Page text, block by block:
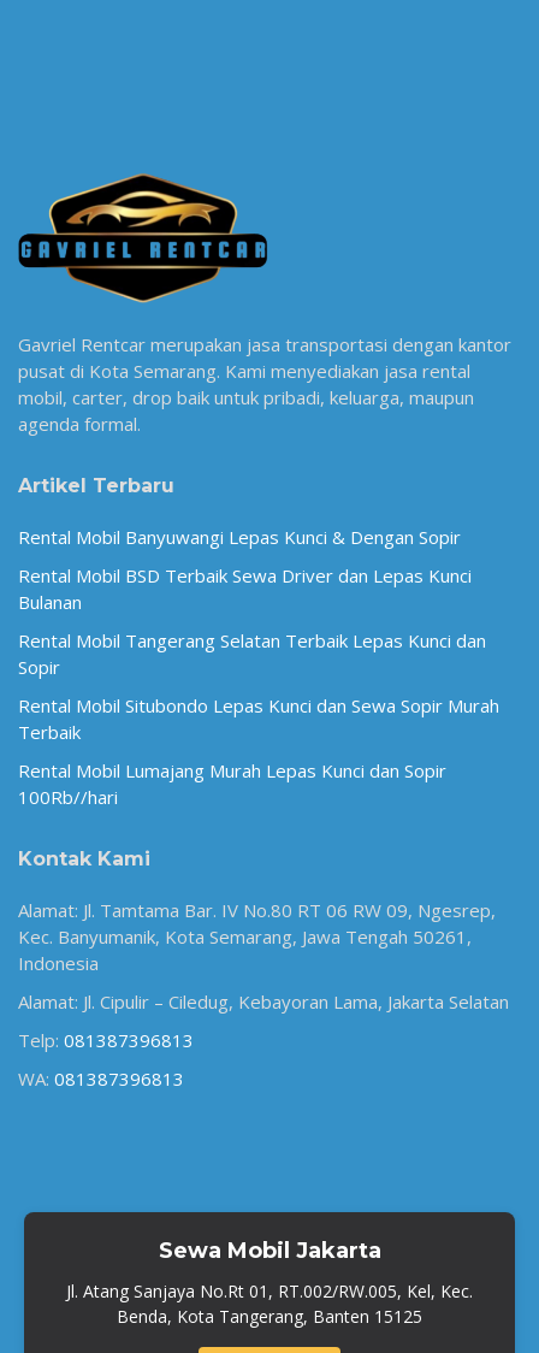
Gavriel Rentcar merupakan jasa transportasi dengan kantor
pusat di Kota Semarang. Kami menyediakan jasa rental
mobil, carter, drop baik untuk pribadi, keluarga, maupun
agenda formal.
Artikel Terbaru
Rental Mobil Banyuwangi Lepas Kunci & Dengan Sopir
Rental Mobil BSD Terbaik Sewa Driver dan Lepas Kunci
Bulanan
Rental Mobil Tangerang Selatan Terbaik Lepas Kunci dan
Sopir
Rental Mobil Situbondo Lepas Kunci dan Sewa Sopir Murah
Terbaik
Rental Mobil Lumajang Murah Lepas Kunci dan Sopir
100Rb//hari
Kontak Kami
Alamat: Jl. Tamtama Bar. IV No.80 RT 06 RW 09, Ngesrep,
Kec. Banyumanik, Kota Semarang, Jawa Tengah 50261,
Indonesia
Alamat: Jl. Cipulir – Ciledug, Kebayoran Lama, Jakarta Selatan
Telp: 081387396813
WA: 081387396813
Sewa Mobil Jakarta
Jl. Atang Sanjaya No.Rt 01, RT.002/RW.005, Kel, Kec.
Benda, Kota Tangerang, Banten 15125